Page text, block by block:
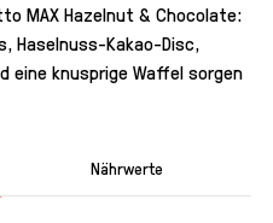
MAX Hazelnut & Chocolate:
Haselnuss-Kakao-Disc,
eine knusprige Waffel sorgen
Nährwerte